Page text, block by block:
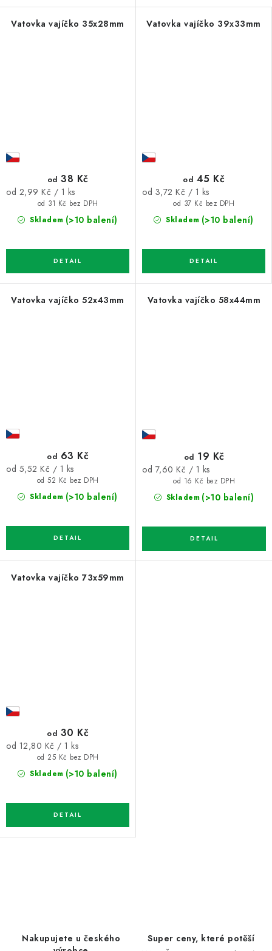
Vatovka vajíčko 35x28mm
Skladem (>10 balení)
od 31 Kč bez DPH
od 38 Kč
Měrná
od 2,99 Kč / 1 ks
Vatovka vajíčko 39x33mm
Skladem (>10 balení)
od 37 Kč bez DPH
od 45 Kč
Měrná
od 3,72 Kč / 1 ks
Vatovka vajíčko 52x43mm
Skladem (>10 balení)
od 52 Kč bez DPH
od 63 Kč
Měrná
od 5,52 Kč / 1 ks
Vatovka vajíčko 58x44mm
Skladem (>10 balení)
od 16 Kč bez DPH
od 19 Kč
Měrná
od 7,60 Kč / 1 ks
Vatovka vajíčko 73x59mm
Skladem (>10 balení)
od 25 Kč bez DPH
od 30 Kč
Měrná
od 12,80 Kč / 1 ks
Nakupujete u českého
Super ceny, které potěší